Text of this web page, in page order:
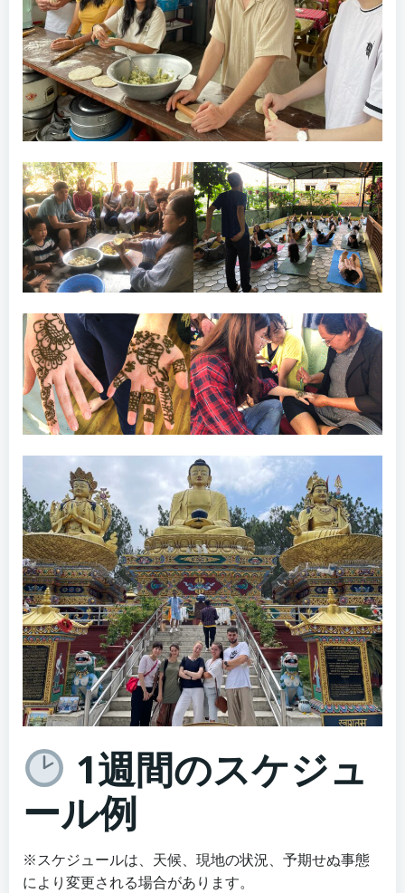
1週間のスケジュ
ール例
※スケジュールは、天候、現地の状況、予期せぬ事態
により変更される場合があります。